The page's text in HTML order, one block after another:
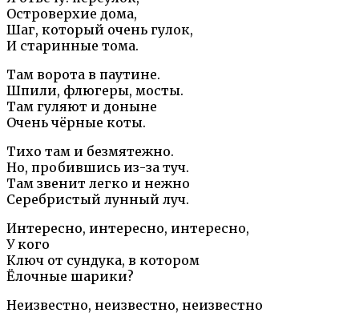
Островерхие дома,
Шаг, который очень гулок,
И старинные тома.
Там ворота в паутине.
Шпили, флюгеры, мосты.
Там гуляют и доныне
Очень чёрные коты.
Тихо там и безмятежно.
Но, пробившись из-за туч.
Там звенит легко и нежно
Серебристый лунный луч.
Интересно, интересно, интересно,
У кого
Ключ от сундука, в котором
Ёлочные шарики?
Неизвестно, неизвестно, неизвестно